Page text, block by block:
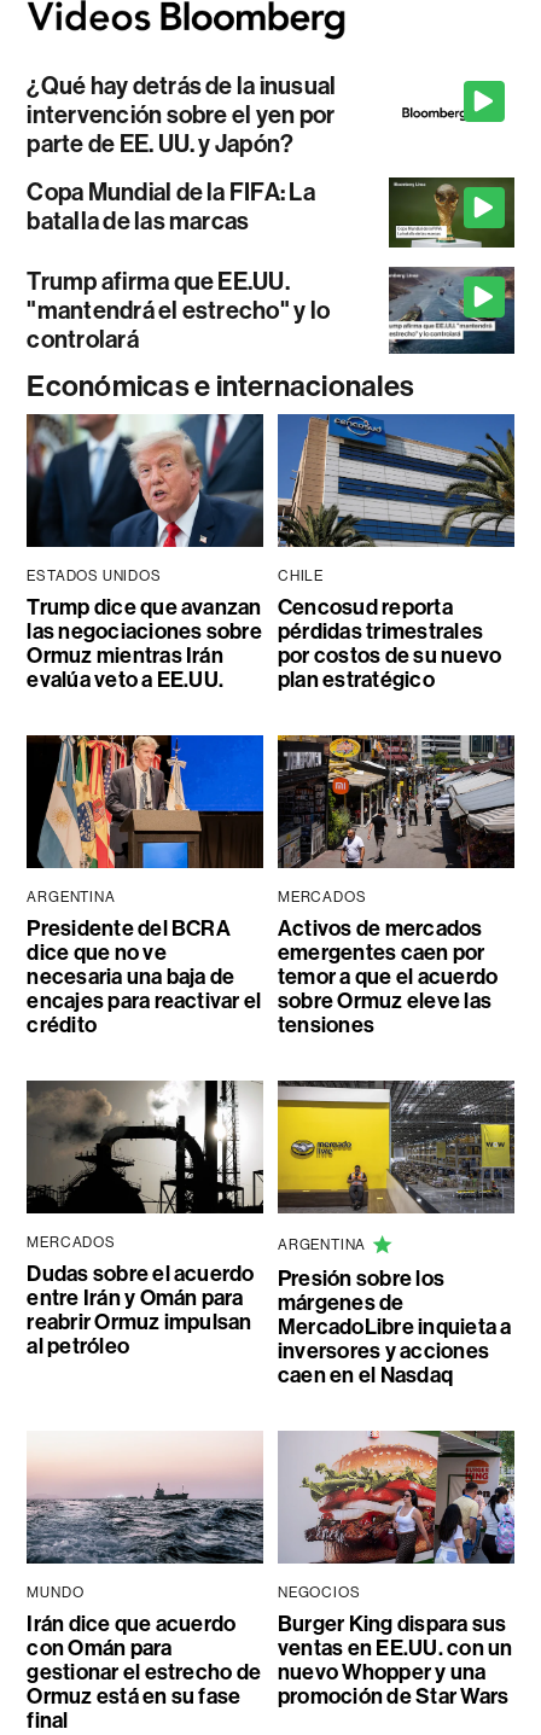
¿Qué hay detrás de la inusual
intervención sobre el yen por
parte de EE. UU. y Japón?
Copa Mundial de la FIFA: La
batalla de las marcas
Trump afirma que EE.UU.
"mantendrá el estrecho" y lo
controlará
Económicas e internacionales
ESTADOS UNIDOS
Trump dice que avanzan
las negociaciones sobre
Ormuz mientras Irán
evalúa veto a EE.UU.
CHILE
Cencosud reporta
pérdidas trimestrales
por costos de su nuevo
plan estratégico
ARGENTINA
Presidente del BCRA
dice que no ve
necesaria una baja de
encajes para reactivar el
crédito
MERCADOS
Activos de mercados
emergentes caen por
temor a que el acuerdo
sobre Ormuz eleve las
tensiones
MERCADOS
Dudas sobre el acuerdo
entre Irán y Omán para
reabrir Ormuz impulsan
al petróleo
ARGENTINA
Presión sobre los
márgenes de
MercadoLibre inquieta a
inversores y acciones
caen en el Nasdaq
MUNDO
Irán dice que acuerdo
con Omán para
gestionar el estrecho de
Ormuz está en su fase
final
NEGOCIOS
Burger King dispara sus
ventas en EE.UU. con un
nuevo Whopper y una
promoción de Star Wars